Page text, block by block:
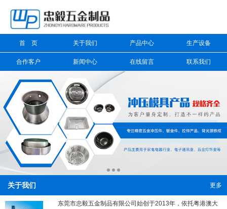
首 页 关于我们 产品中心 生产设备
合作客户 新闻中心 在线留言 联系我们
更多
关于我们
东莞市忠毅五金制品有限公司始创于2013年，依托粤港澳大
搜索